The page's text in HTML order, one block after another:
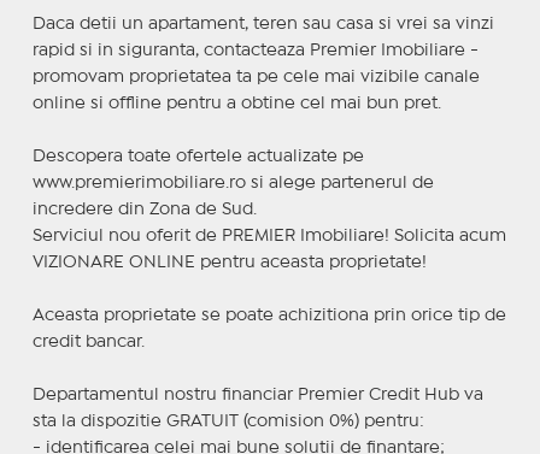
Daca detii un apartament, teren sau casa si vrei sa vinzi
rapid si in siguranta, contacteaza Premier Imobiliare -
promovam proprietatea ta pe cele mai vizibile canale
online si offline pentru a obtine cel mai bun pret.
Descopera toate ofertele actualizate pe
www.premierimobiliare.ro si alege partenerul de
incredere din Zona de Sud.
Serviciul nou oferit de PREMIER Imobiliare! Solicita acum
VIZIONARE ONLINE pentru aceasta proprietate!
Aceasta proprietate se poate achizitiona prin orice tip de
credit bancar.
Departamentul nostru financiar Premier Credit Hub va
sta la dispozitie GRATUIT (comision 0%) pentru:
- identificarea celei mai bune solutii de finantare;